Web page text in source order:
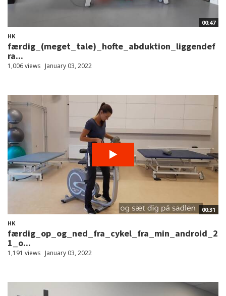
00:47
HK
færdig_(meget_tale)_hofte_abduktion_liggendef
ra...
1,006 views January 03, 2022
00:31
HK
færdig_op_og_ned_fra_cykel_fra_min_android_2
1_o...
1,191 views January 03, 2022